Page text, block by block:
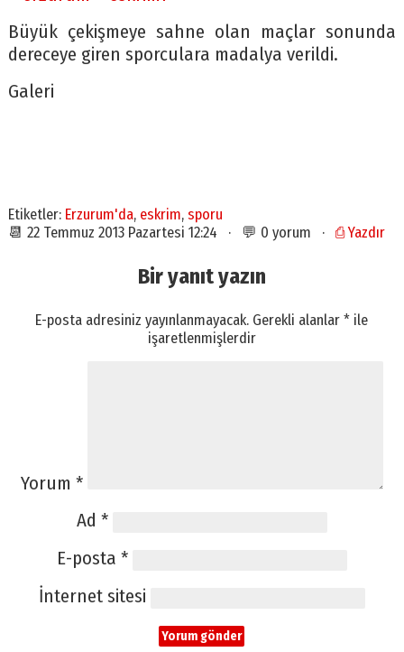
Büyük çekişmeye sahne olan maçlar sonunda
dereceye giren sporculara madalya verildi.
Galeri
Etiketler: Erzurum'da, eskrim, sporu
📆 22 Temmuz 2013 Pazartesi 12:24 · 💬 0 yorum · ⎙ Yazdır
Bir yanıt yazın
E-posta adresiniz yayınlanmayacak. Gerekli alanlar* ile
işaretlenmişlerdir
Yorum *
Ad *
E-posta *
İnternet sitesi